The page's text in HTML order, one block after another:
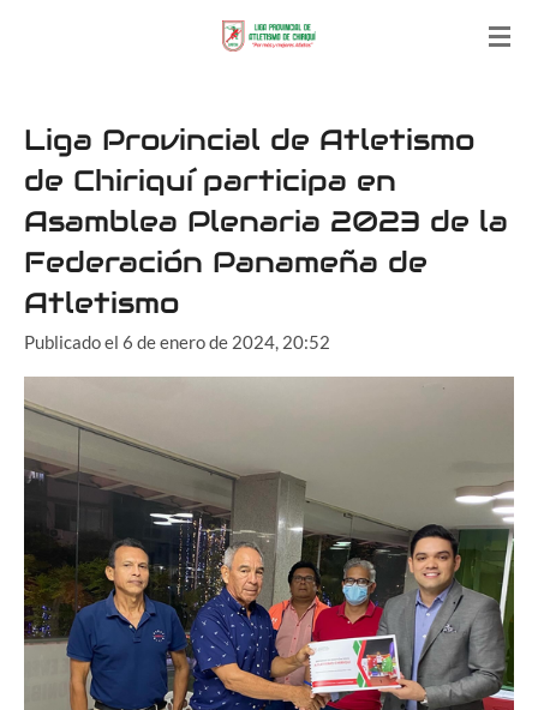
principal
Liga Provincial de Atletismo
de Chiriquí participa en
Asamblea Plenaria 2023 de la
Federación Panameña de
Atletismo
Publicado el 6 de enero de 2024, 20:52